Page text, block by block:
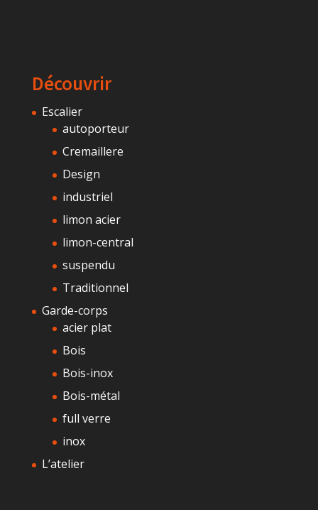
Découvrir
Escalier
autoporteur
Cremaillere
Design
industriel
limon acier
limon-central
suspendu
Traditionnel
Garde-corps
acier plat
Bois
Bois-inox
Bois-métal
full verre
inox
L’atelier